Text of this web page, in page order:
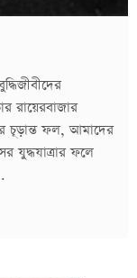
রায়েরবাজার
চূড়ান্ত ফল, আমাদের
যুদ্ধযাত্রার ফলে